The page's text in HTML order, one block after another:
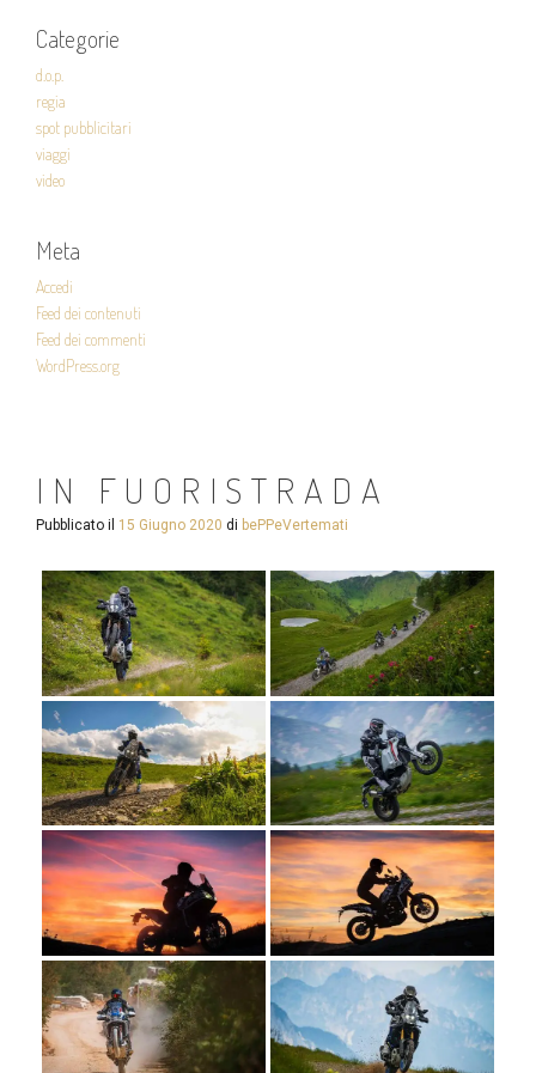
Categorie
d.o.p.
regia
spot pubblicitari
viaggi
video
Meta
Accedi
Feed dei contenuti
Feed dei commenti
WordPress.org
IN FUORISTRADA
Pubblicato il 15 Giugno 2020 di bePPeVertemati